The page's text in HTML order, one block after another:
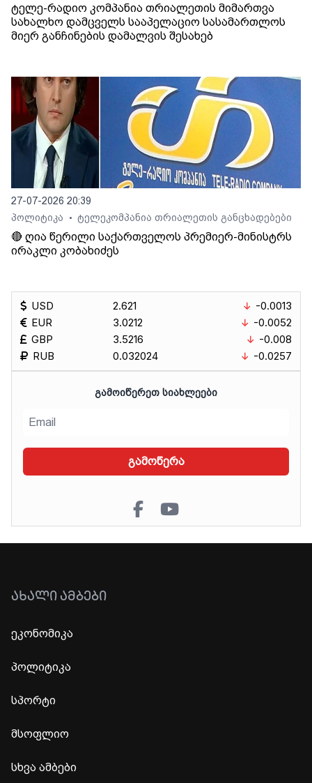
ტელე-რადიო კომპანია თრიალეთის მიმართვა
სახალხო დამცველს სააპელაციო სასამართლოს
მიერ განჩინების დამალვის შესახებ
27-07-2026 20:39
პოლიტიკა
• ტელეკომპანია თრიალეთის განცხადებები
🔴 ღია წერილი საქართველოს პრემიერ-მინისტრს
ირაკლი კობახიძეს
USD
EUR
GBP
RUB
2.621
3.0212
3.5216
0.032024
-0.0013
-0.0052
-0.008
-0.0257
ᲒᲐᲛᲝᲘᲬᲔᲠᲔᲗ ᲡᲘᲐᲮᲚᲔᲔᲑᲘ
გამოწერა
ᲐᲮᲐᲚᲘ ᲐᲛᲑᲔᲑᲘ
ეკონომიკა
პოლიტიკა
სპორტი
მსოფლიო
სხვა ამბები